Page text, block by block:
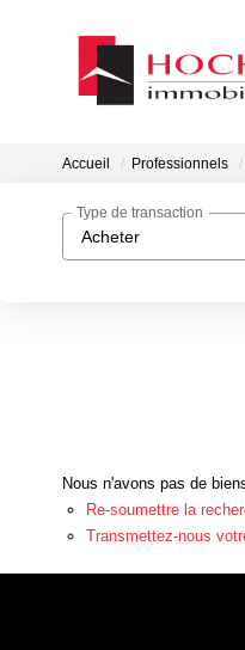
Accueil Professionnels
Acheter
Type de transaction
Nous n'avons pas de
Re-soumettre la
Transmettez-nous